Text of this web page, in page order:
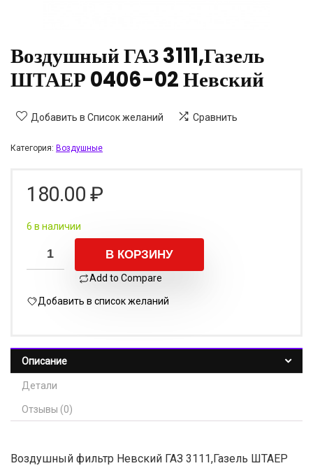
Воздушный ГАЗ 3111,Газель
ШТАЕР 0406-02 Невский
Добавить в Список желаний Сравнить
Категория: Воздушные
180.00 ₽
6 в наличии
В КОРЗИНУ
Add to Compare
Добавить в список желаний
Описание
Детали
Отзывы (0)
Воздушный фильтр Невский ГАЗ 3111,Газель ШТАЕР